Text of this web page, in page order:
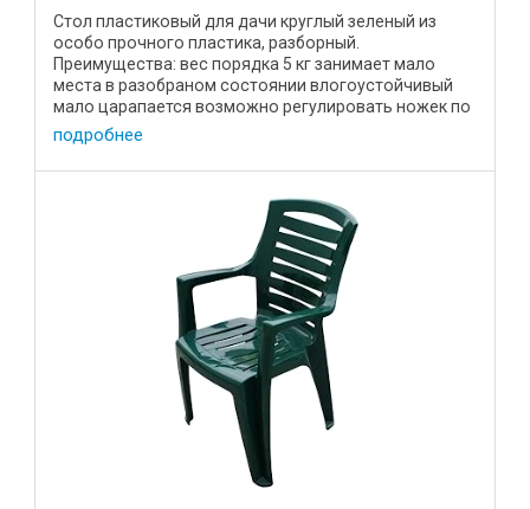
Стол пластиковый для дачи круглый зеленый из
особо прочного пластика, разборный.
Преимущества: вес порядка 5 кг занимает мало
места в разобраном состоянии влогоустойчивый
мало царапается возможно регулировать ножек по
высоте стола для устойчивости ...
подробнее